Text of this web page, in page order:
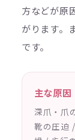
方などが原
がります。
です。
主な原因
深爪・爪
靴の圧迫